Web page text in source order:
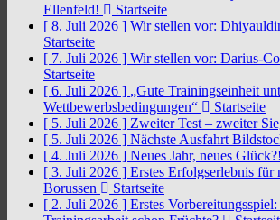
Ellenfeld!
Startseite
[ 8. Juli 2026 ] Wir stellen vor:
Startseite
[ 7. Juli 2026 ] Wir stellen vor: Darius-
Startseite
[ 6. Juli 2026 ] „Gute Trainingseinheit
Wettbewerbsbedingungen“
Startseite
[ 5. Juli 2026 ] Zweiter Test – zweiter
[ 5. Juli 2026 ] Nächste Ausfahrt
[ 4. Juli 2026 ] Neues Jahr, neues Glück?!
[ 3. Juli 2026 ] Erstes Erfolgserlebnis für
Borussen
Startseite
[ 2. Juli 2026 ] Erstes